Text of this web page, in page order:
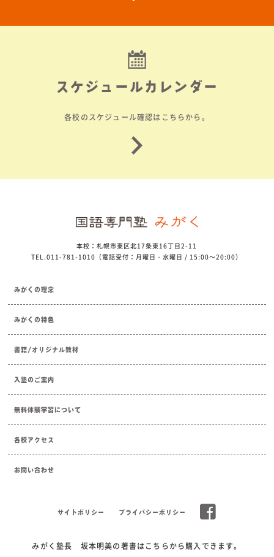
スケジュールカレンダー
各校のスケジュール確認はこちらから。
本校：札幌市東区北17条東16丁目2-11
TEL.011-781-1010（電話受付：月曜日・水曜日 / 15:00～20:00）
みがくの理念
みがくの特色
書籍/オリジナル教材
入塾のご案内
無料体験学習について
各校アクセス
お問い合わせ
サイトポリシー プライバシーポリシー
みがく塾長 坂本明美の著書はこちらから購入できます。